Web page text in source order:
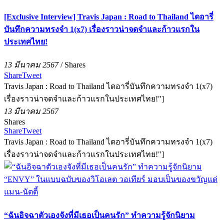
[Exclusive Interview] Travis Japan : Road to Thailand ไดอารี่
บันทึกความทรงจำ 1(x7) เรื่องราวน่าจดจำและก้าวแรกใน
ประเทศไทย!
13 มีนาคม 2567/ Shares
ShareTweet
Travis Japan : Road to Thailand ไดอารี่บันทึกความทรงจำ 1(x7)
เรื่องราวน่าจดจำและก้าวแรกในประเทศไทย!"]
13 มีนาคม 2567
Shares
ShareTweet
Travis Japan : Road to Thailand ไดอารี่บันทึกความทรงจำ 1(x7)
เรื่องราวน่าจดจำและก้าวแรกในประเทศไทย!"]
“ฉันอิจฉาตัวเองจังที่มีเธอเป็นคนรัก” ทำความรู้จักนิยาม